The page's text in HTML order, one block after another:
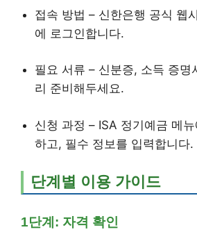
접속 방법 – 신한은행 공식 웹
에 로그인합니다.
필요 서류 – 신분증, 소득 증명
리 준비해두세요.
신청 과정 – ISA 정기예금 메
하고, 필수 정보를 입력합니다.
단계별 이용 가이드
1단계: 자격 확인